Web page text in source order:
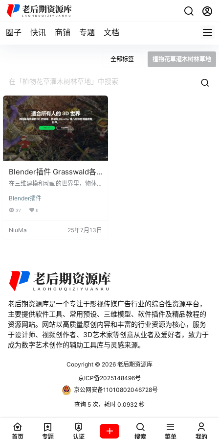
圈子 快讯 商铺 专题 文档
全部标签 植物花草灌木树林草地
Blender插件 Grasswald各
种植物花草灌木树林草地资
在三维建模和动画的世界里，物体
或缺的一环。今天要介绍的就是一
款名为Gscatter的Blender免费散射
未有的便利和创意空间。 Gscatter
的操作，就能实现资产的快速分
布。而且，…
Blender插件
37 0
NiuMa 25年7月13日
老后期资源库是一个专注于影视传媒广告行业的综合性资源平台，
主要提供软件工具、常用预设、三维模型、软件插件及精品教程的
资源网站。网站以高质量原创内容和丰富的行业资源为核心，服务
于设计师、视频创作者、3D艺术家等创意从业者及爱好者，致力于
成为数字艺术创作的辅助工具库与灵感来源。
Copyright © 2026 老后期资源库
京ICP备2025148496号
京公网安备11010802046728号
查询 5 次，耗时 0.0932 秒
首页 专题 认证 搜索 菜单 我的